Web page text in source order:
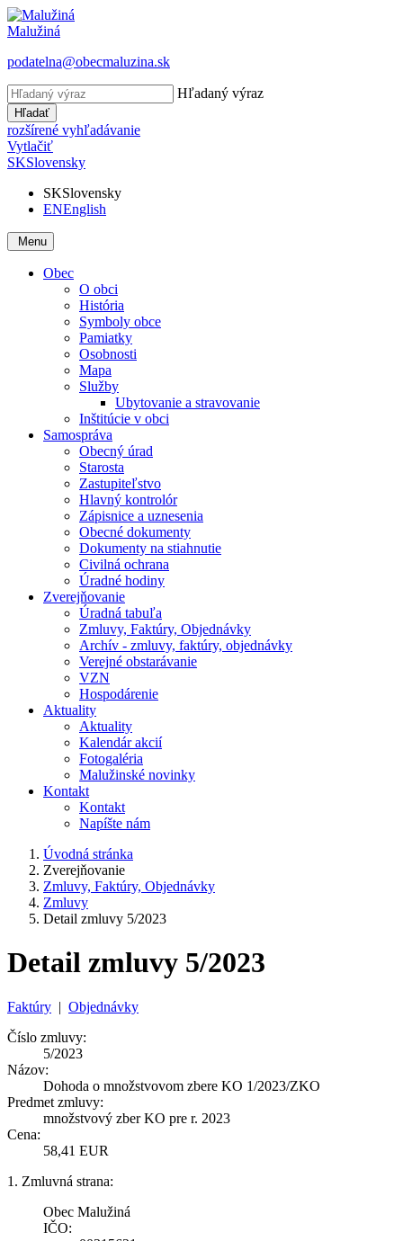
Malužiná
podatelna@obecmaluzina.sk
Hľadaný výraz
Hľadať
rozšírené vyhľadávanie
Vytlačiť
SKSlovensky
SKSlovensky
ENEnglish
Menu
Obec
O obci
História
Symboly obce
Pamiatky
Osobnosti
Mapa
Služby
Ubytovanie a stravovanie
Inštitúcie v obci
Samospráva
Obecný úrad
Starosta
Zastupiteľstvo
Hlavný kontrolór
Zápisnice a uznesenia
Obecné dokumenty
Dokumenty na stiahnutie
Civilná ochrana
Úradné hodiny
Zverejňovanie
Úradná tabuľa
Zmluvy, Faktúry, Objednávky
Archív - zmluvy, faktúry, objednávky
Verejné obstarávanie
VZN
Hospodárenie
Aktuality
Aktuality
Kalendár akcií
Fotogaléria
Malužinské novinky
Kontakt
Kontakt
Napíšte nám
Úvodná stránka
Zverejňovanie
Zmluvy, Faktúry, Objednávky
Zmluvy
Detail zmluvy 5/2023
Detail zmluvy 5/2023
Faktúry | Objednávky
Číslo zmluvy:
5/2023
Názov:
Dohoda o množstvovom zbere KO 1/2023/ZKO
Predmet zmluvy:
množstvový zber KO pre r. 2023
Cena:
58,41 EUR
1. Zmluvná strana:
Obec Malužiná
IČO: